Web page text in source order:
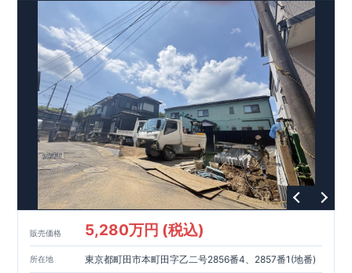
販売価格 5,280万円 (税込)
所在地 東京都町田市本町田字乙二号2856番4、2857番1(地番)